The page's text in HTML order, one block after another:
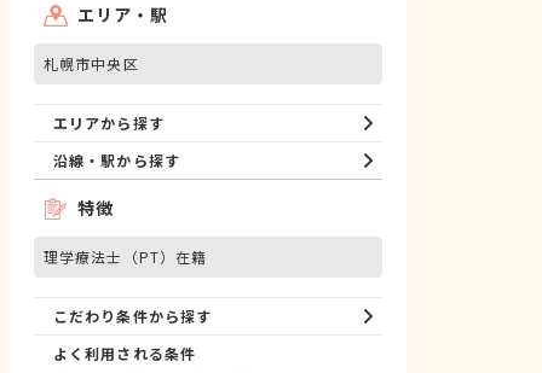
エリア・駅
札幌市中央区
エリアから探す
沿線・駅から探す
特徴
理学療法士（PT）在籍
こだわり条件から探す
よく利用される条件